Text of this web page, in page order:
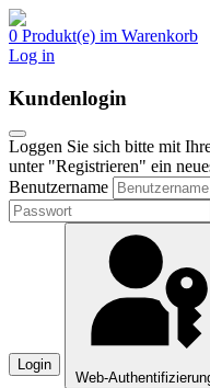
0 Produkt(e) im Warenkorb
Log in
Kundenlogin
Loggen Sie sich bitte mit
unter "Registrieren" ein
Benutzername
Login
Web-